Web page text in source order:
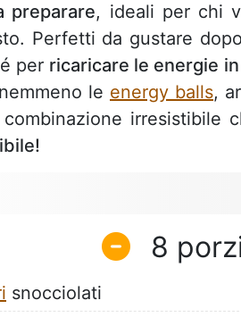
preparare, ideali per chi
Perfetti da gustare
per ricaricare le energie
le energy balls,
irresistibile
8
snocciolati